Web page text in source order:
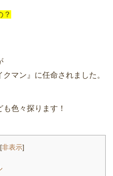
？
マン』に任命されました。
も色々探ります！
[非表示]